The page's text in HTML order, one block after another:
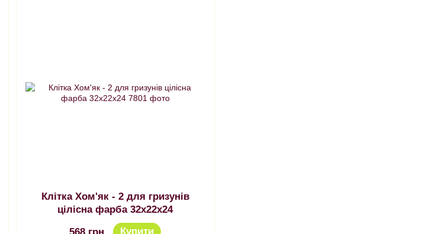
Клітка Хом'як - 2 для гризунів
цілісна фарба 32х22х24
Купити